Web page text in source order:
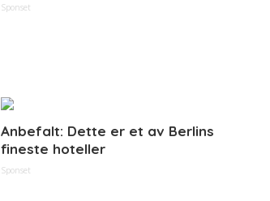
Sponset
Anbefalt: Dette er et av Berlins
fineste hoteller
Sponset